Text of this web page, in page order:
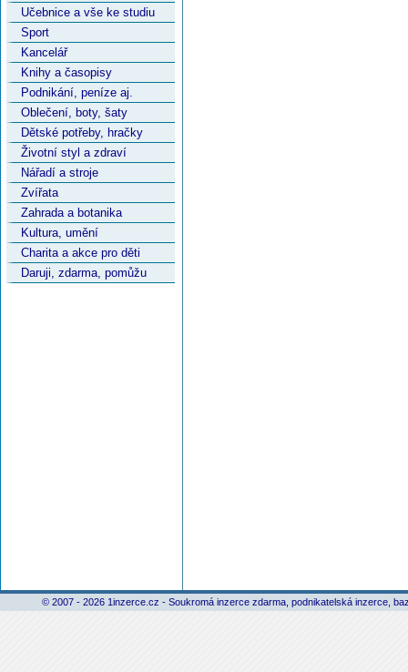
Učebnice a vše ke studiu
Sport
Kancelář
Knihy a časopisy
Podnikání, peníze aj.
Oblečení, boty, šaty
Dětské potřeby, hračky
Životní styl a zdraví
Nářadí a stroje
Zvířata
Zahrada a botanika
Kultura, umění
Charita a akce pro děti
Daruji, zdarma, pomůžu
© 2007 - 2026 1inzerce.cz - Soukromá inzerce zdarma, podnikatelská inzerce,